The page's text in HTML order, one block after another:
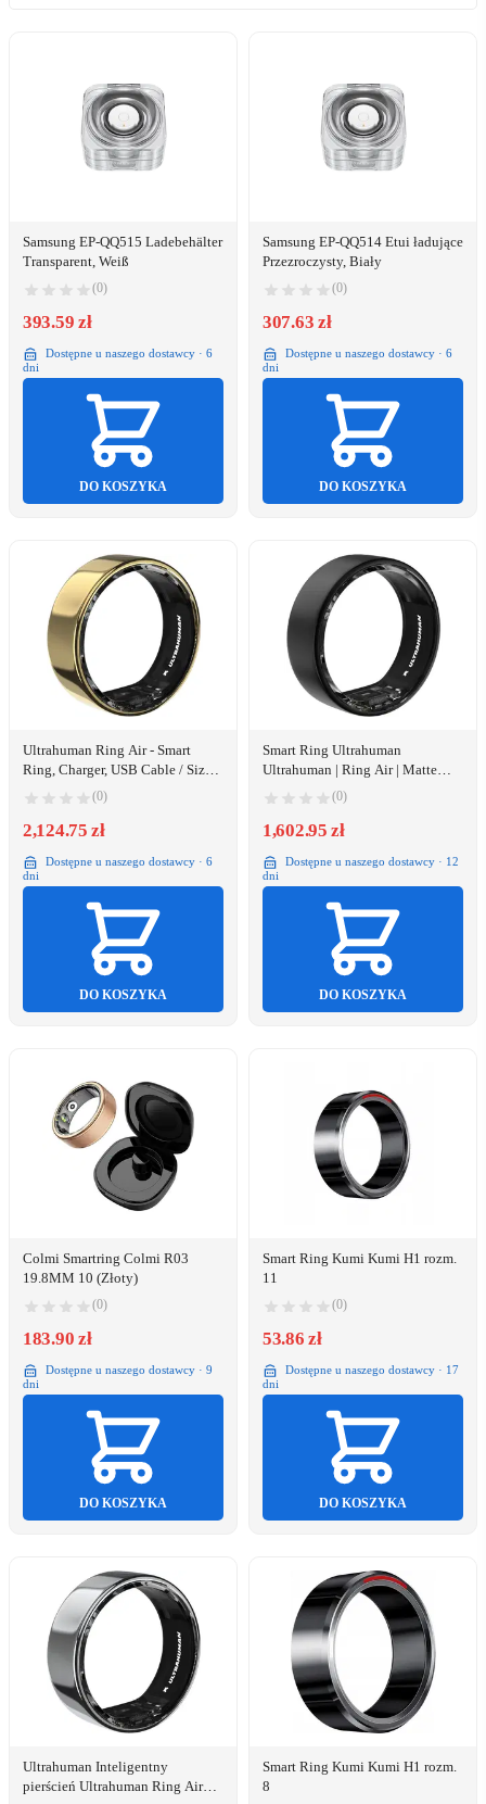
Samsung EP-QQ515 Ladebehälter
Transparent, Weiß
(0)
393.59 zł
Dostępne u naszego dostawcy · 6
dni
DO KOSZYKA
Samsung EP-QQ514 Etui ładujące
Przezroczysty, Biały
(0)
307.63 zł
Dostępne u naszego dostawcy · 6
dni
DO KOSZYKA
Ultrahuman Ring Air - Smart
Ring, Charger, USB Cable / Size-
14- Air_Gold(0)
2,124.75 zł
Dostępne u naszego dostawcy · 6
dni
DO KOSZYKA
Smart Ring Ultrahuman
Ultrahuman | Ring Air | Matte
Grey | Size 5 | Smart Ring
(0)
1,602.95 zł
Dostępne u naszego dostawcy · 12
dni
DO KOSZYKA
Colmi Smartring Colmi R03
19.8MM 10 (Złoty)
(0)
183.90 zł
Dostępne u naszego dostawcy · 9
dni
DO KOSZYKA
Smart Ring Kumi Kumi H1 rozm.
11
(0)
53.86 zł
Dostępne u naszego dostawcy · 17
dni
DO KOSZYKA
Ultrahuman Inteligentny
pierścień Ultrahuman Ring Air
Smart Ring Kumi Kumi H1 rozm.
8